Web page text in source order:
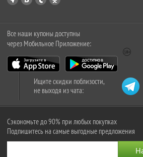
Все наши купоны доступны
через Мобильное Приложение:
Ищите скидки поблизости,
не выходя из чата:
Сэкономьте до 90% при любых покупках
Подпишитесь на самые выгодные предложения